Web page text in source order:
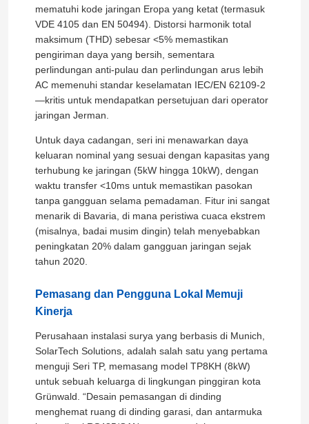
Rumah
Produk
Video
mematuhi kode jaringan Eropa yang ketat (termasuk
VDE 4105 dan EN 50494). Distorsi harmonik total
maksimum (THD) sebesar <5% memastikan
pengiriman daya yang bersih, sementara
perlindungan anti-pulau dan perlindungan arus lebih
AC memenuhi standar keselamatan IEC/EN 62109-2
—kritis untuk mendapatkan persetujuan dari operator
jaringan Jerman.
Untuk daya cadangan, seri ini menawarkan daya
keluaran nominal yang sesuai dengan kapasitas yang
terhubung ke jaringan (5kW hingga 10kW), dengan
waktu transfer <10ms untuk memastikan pasokan
tanpa gangguan selama pemadaman. Fitur ini sangat
menarik di Bavaria, di mana peristiwa cuaca ekstrem
(misalnya, badai musim dingin) telah menyebabkan
peningkatan 20% dalam gangguan jaringan sejak
tahun 2020.
Pemasang dan Pengguna Lokal Memuji
Kinerja
Perusahaan instalasi surya yang berbasis di Munich,
SolarTech Solutions, adalah salah satu yang pertama
menguji Seri TP, memasang model TP8KH (8kW)
untuk sebuah keluarga di lingkungan pinggiran kota
Grünwald. “Desain pemasangan di dinding
menghemat ruang di dinding garasi, dan antarmuka